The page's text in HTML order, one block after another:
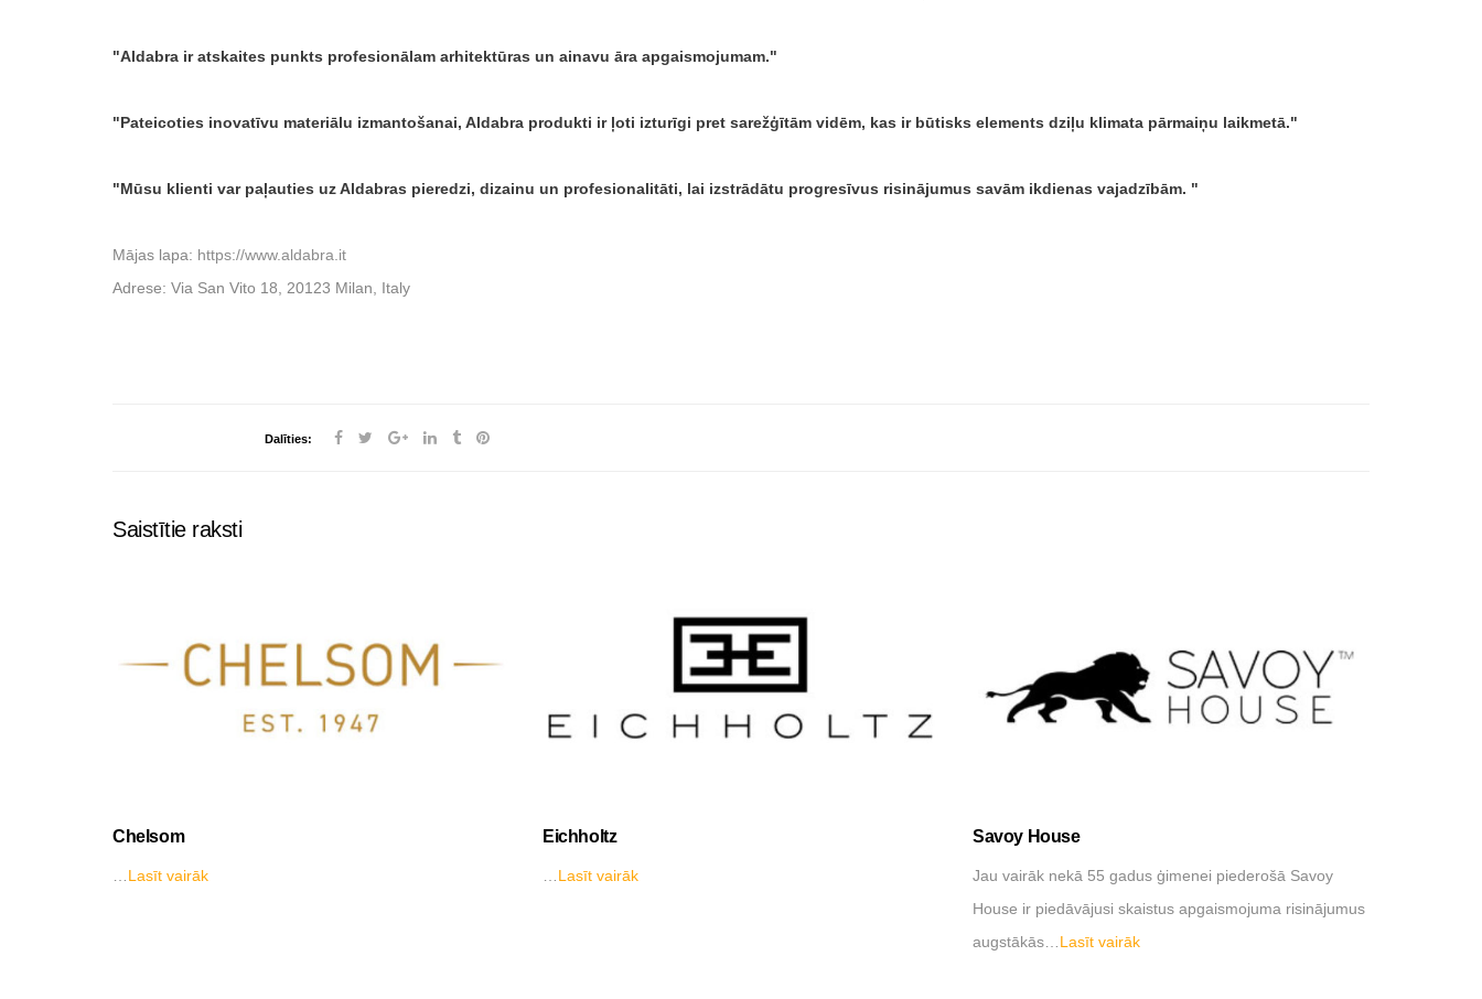
Aldabra ir atskaites punkts profesionālam arhitektūras un ainavu āra apgaismojumam.
Pateicoties inovatīvu materiālu izmantošanai, Aldabra produkti ir ļoti izturīgi pret sarežģītām vidēm, kas ir būtisks elements dziļu klimata pārmaiņu laikmetā.
Mūsu klienti var paļauties uz Aldabras pieredzi, dizainu un profesionalitāti, lai izstrādātu progresīvus risinājumus savām ikdienas vajadzībām.
Mājas lapa: https://www.aldabra.it
Adrese: Via San Vito 18, 20123 Milan, Italy
Dalīties:
Saistītie raksti
Chelsom
Lasīt vairāk
Eichholtz
Lasīt vairāk
Savoy House
Jau vairāk nekā 55 gadus ģimenei piederošā Savoy
House ir piedāvājusi skaistus apgaismojuma risinājumus
augstākās… Lasīt vairāk